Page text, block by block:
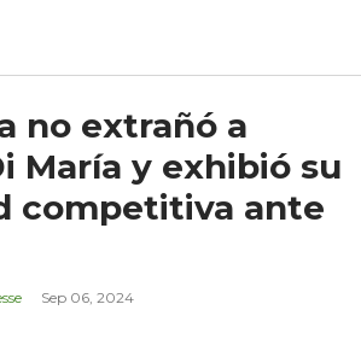
no extrañó a
María y exhibió su
competitiva ante
Sep 06, 2024